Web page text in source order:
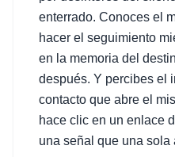
enterrado. Conoces el
hacer el seguimiento
en la memoria del
después. Y percibes el
contacto que abre el
hace clic en un enlace
una señal que una sola